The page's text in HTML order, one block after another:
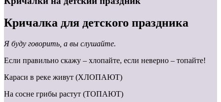
Кричалка для детского праздника
Я буду говорить, а вы слушайте.
Если правильно скажу – хлопайте, если неверно – топайте!
Караси в реке живут (ХЛОПАЮТ)
На сосне грибы растут (ТОПАЮТ)